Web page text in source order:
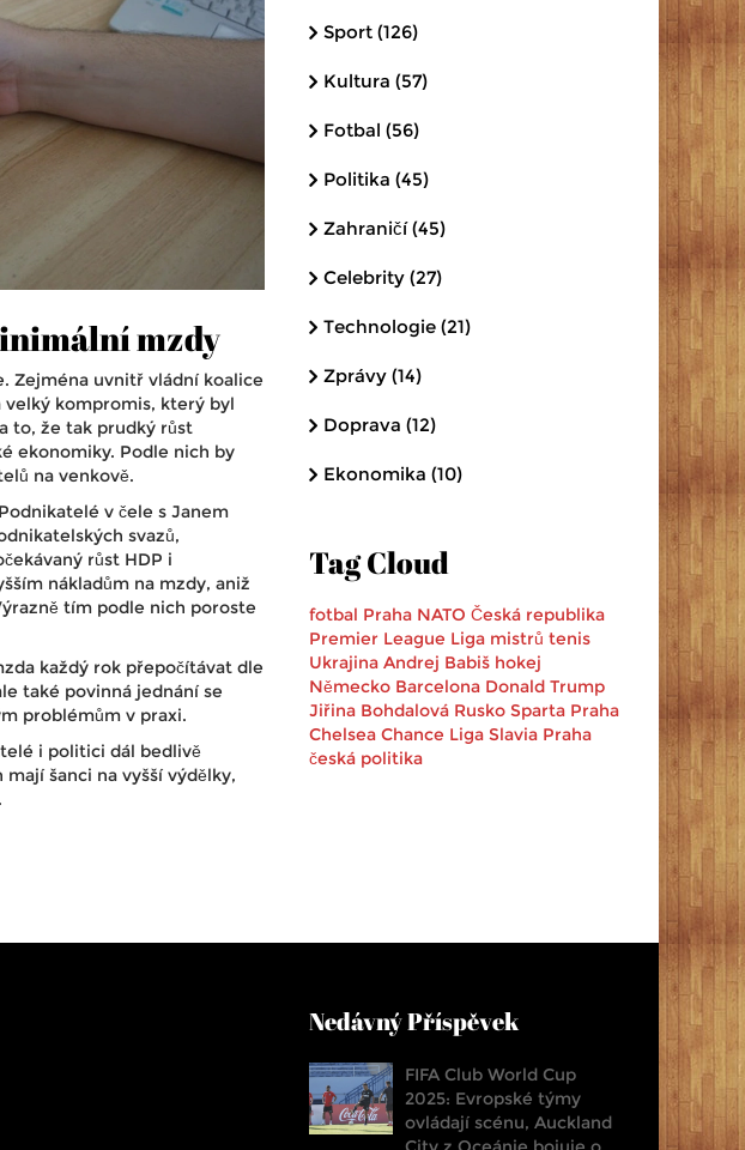
mzdy
Zejména uvnitř vládní koalice
velký kompromis, který byl
to, že tak prudký růst
ekonomiky. Podle nich by
na venkově.
v čele s Janem
svazů,
růst HDP i
nákladům na mzdy, aniž
tím podle nich poroste
každý rok přepočítávat dle
také povinná jednání se
problémům v praxi.
i politici dál bedlivě
šanci na vyšší výdělky,
Sport (126)
Kultura (57)
Fotbal (56)
Politika (45)
Zahraničí(45)
Celebrity (27)
Technologie (21)
Zprávy (14)
Doprava (12)
Ekonomika (10)
Tag Cloud
fotbal Praha NATO Česká republika
Premier League Liga mistrů tenis
Ukrajina Andrej Babiš hokej
Německo Barcelona Donald Trump
Jiřina Bohdalová Rusko Sparta Praha
Chelsea Chance Liga Slavia Praha
česká politika
Nedávný Příspěvek
FIFA Club World Cup
2025: Evropské týmy
ovládají scénu, Auckland